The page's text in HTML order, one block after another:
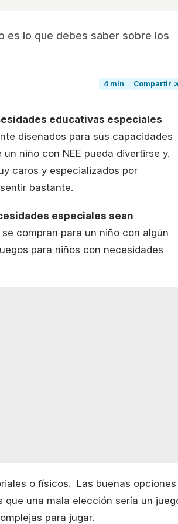
es lo que debes saber sobre los
4 min Compartir ↗
educativas especiales
diseñados para sus capacidades
niño con NEE pueda divertirse y.
caros y especializados por
bastante.
especiales sean
compran para un niño con algún
para niños con necesidades
o físicos. Las buenas opciones
que una mala elección sería un
para jugar.